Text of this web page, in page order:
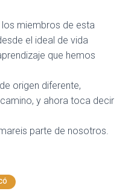
miembros de esta
el ideal de vida
que hemos
origen diferente,
y ahora toca decir
parte de nosotros.